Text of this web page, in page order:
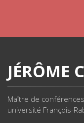
JÉRÔME
Maître de
université François-